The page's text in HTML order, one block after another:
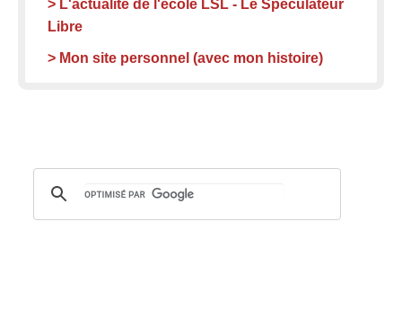
> L'actualité de l'école LSL - Le Spéculateur
Libre
> Mon site personnel (avec mon histoire)